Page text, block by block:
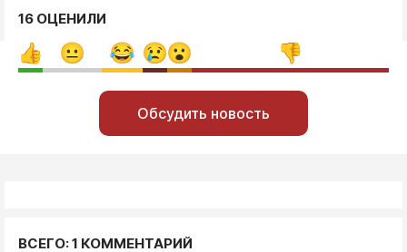
16 ОЦЕНИЛИ
Обсудить новость
ВСЕГО: 1 КОММЕНТАРИЙ